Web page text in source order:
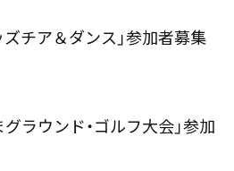
チア＆ダンス」参加者募集
ラウンド・ゴルフ大会」参加